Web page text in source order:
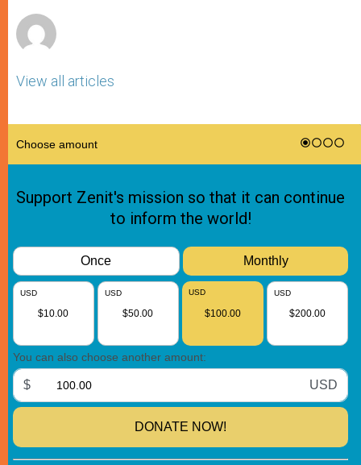
View all articles